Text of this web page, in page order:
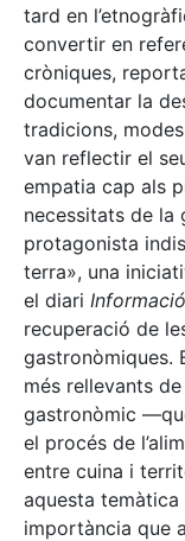
tard en
convertir en
cròniques,
documentar la
tradicions,
van reflectir el
empatia cap als
necessitats de la
protagonista
terra», una
el diari
recuperació de
gastronòmiques.
més rellevants
gastronòmic
el procés de
entre cuina i
aquesta temàtica
importància que